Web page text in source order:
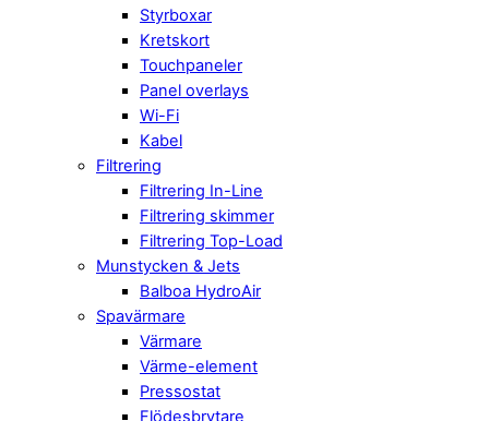
Styrboxar
Kretskort
Touchpaneler
Panel overlays
Wi-Fi
Kabel
Filtrering
Filtrering In-Line
Filtrering skimmer
Filtrering Top-Load
Munstycken & Jets
Balboa HydroAir
Spavärmare
Värmare
Värme-element
Pressostat
Flödesbrytare